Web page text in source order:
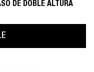
DE DOBLE ALTURA